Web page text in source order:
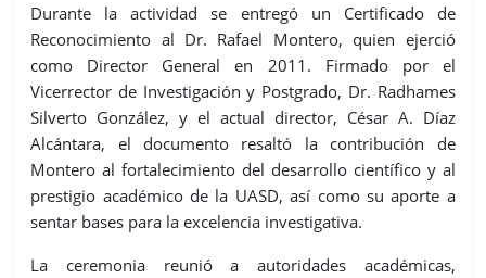
Durante la actividad se entregó un Certificado de
Reconocimiento al Dr. Rafael Montero, quien ejerció
como Director General en 2011. Firmado por el
Vicerrector de Investigación y Postgrado, Dr. Radhames
Silverto González, y el actual director, César A. Díaz
Alcántara, el documento resaltó la contribución de
Montero al fortalecimiento del desarrollo científico y al
prestigio académico de la UASD, así como su aporte a
sentar bases para la excelencia investigativa.
La ceremonia reunió a autoridades académicas,